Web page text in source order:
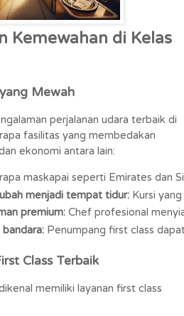
Kemewahan di Kelas
Mewah
perjalanan udara terbaik di
fasilitas yang membedakan
ekonomi antara lain:
maskapai seperti Emirates dan
menjadi tempat tidur: Kursi
premium: Chef profesional
Penumpang first class
Class Terbaik
memiliki layanan first class